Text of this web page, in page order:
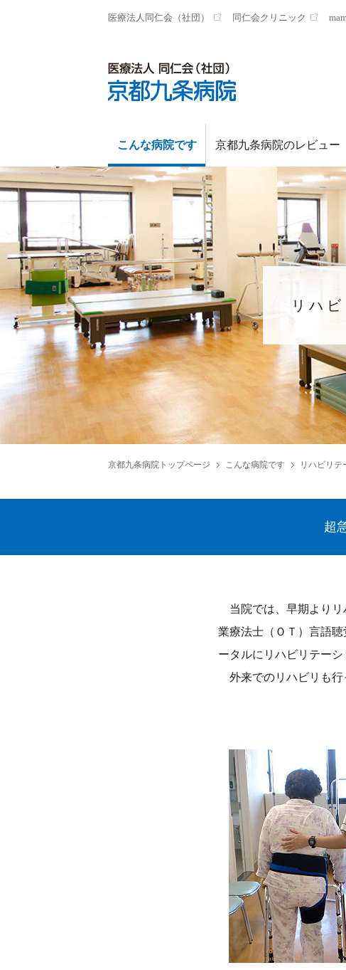
医療法人同仁会（社団） 同仁会クリニック
こんな病院です 京都九条病院のレビュー
リハ
京都九条病院トップページ こんな病院です リハビリテ
超
当院では、早期よりリ
業療法士（ＯＴ）言語
ータルにリハビリテーシ
外来でのリハビリも行